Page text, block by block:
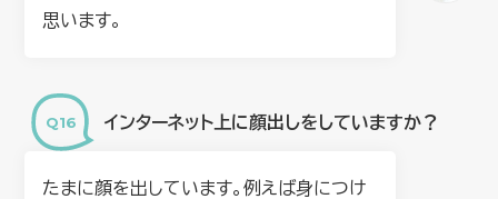
思います。
インターネット上に顔出しをしていますか？
たまに顔を出しています。例えば身につけ